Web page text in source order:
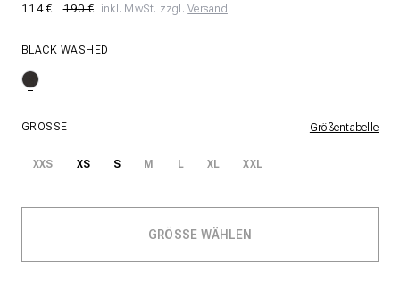
114 € 190 € inkl. MwSt. zzgl.Versand
BLACK WASHED
GRÖSSE Größentabelle
XXS XS S M L XL XXL